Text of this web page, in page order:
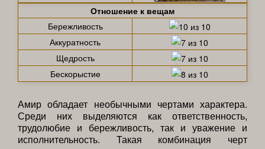
Отношение к вещам
Бережливость
Аккуратность
Щедрость
Бескорыстие
Амир обладает необычными чертами характера.
Среди них выделяются как ответственность,
трудолюбие и бережливость, так и уважение и
исполнительность. Такая комбинация черт